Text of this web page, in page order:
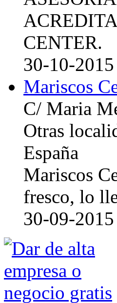
CENTER.
30-10-2015
Mariscos
C/ Maria
Otras
España
Mariscos
fresco, lo
30-09-2015